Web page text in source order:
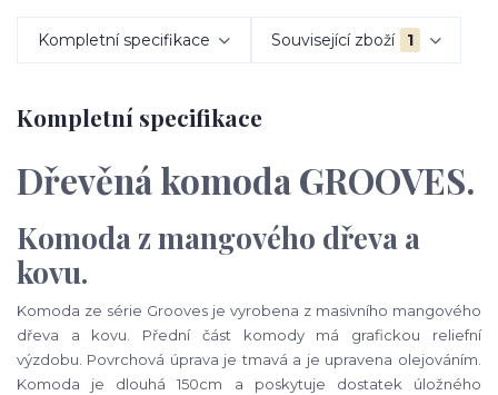
Kompletní specifikace Související zboží 1
Kompletní specifikace
Dřevěná komoda GROOVES.
Komoda z mangového dřeva a
kovu.
Komoda ze série Grooves je vyrobena z masivního mangového
dřeva a kovu. Přední část komody má grafickou reliefní
výzdobu. Povrchová úprava je tmavá a je upravena olejováním.
Komoda je dlouhá 150cm a poskytuje dostatek úložného